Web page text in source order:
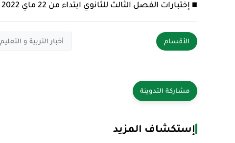
■ إختبارات الفصل الثالث للثانوي ابتداء من 22 ماي 2022
الأقسام أخبار التربية و التعليم
إستكشاف المزيد